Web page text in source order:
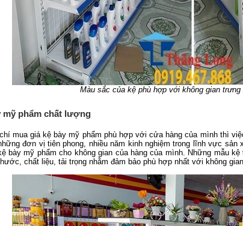
Màu sắc của kệ phù hợp với không gian
mỹ phẩm chất lượng
mua giá kệ bày mỹ phẩm phù hợp với cửa hàng của mình thì
đơn vị tiên phong, nhiều năm kinh nghiệm trong lĩnh vực
bày mỹ phẩm cho không gian của hàng của mình. Những mẫu
chất liệu, tải trọng nhằm đảm bảo phù hợp nhất với không